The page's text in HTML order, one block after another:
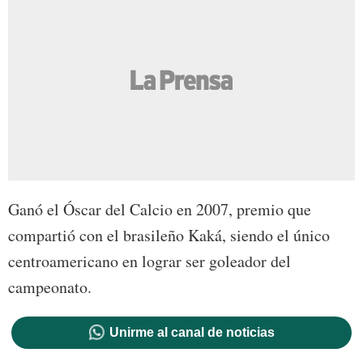
Ganó el Óscar del Calcio en 2007, premio que
compartió con el brasileño Kaká, siendo el único
centroamericano en lograr ser goleador del
campeonato.
Unirme al canal de noticias